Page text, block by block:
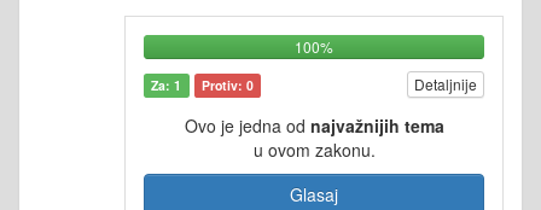
100%
Za: 1 Protiv: 0 Detaljnije
Ovo je jedna od najvažnijih tema
u ovom zakonu.
Glasaj